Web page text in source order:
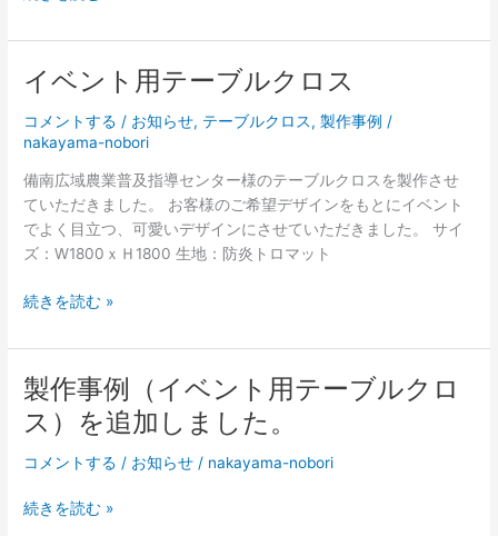
事
（イ
ベ
ン
用
の
ぼ
り
を
し
し
た。
イベント用テーブルクロス
コメントする / お知らせ, テーブルクロス,製作事例 /
nakayama-nobori
備南広域農業普及指導センター様のテーブルクロスを製作させ
ていただきました。 お客様のご希望デザインをもとにイベント
でよく目立つ、可愛いデザインにさせていただきました。 サイ
ズ：W1800ｘＨ1800 生地：防炎トロマット
イ
ン
ト
用
テ
ブ
ク
続きを読む »
製作事例（イベント用テーブルクロ
ス）を追加しました。
コメントする / お知らせ / nakayama-nobori
製
続きを読む »